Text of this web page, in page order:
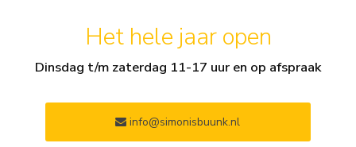
Het hele jaar open
Dinsdag t/m zaterdag 11-17 uur en op afspraak
info@simonisbuunk.nl